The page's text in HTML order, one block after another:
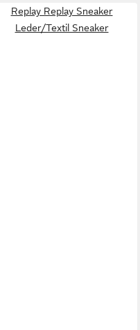
Replay Replay Sneaker
Leder/Textil Sneaker